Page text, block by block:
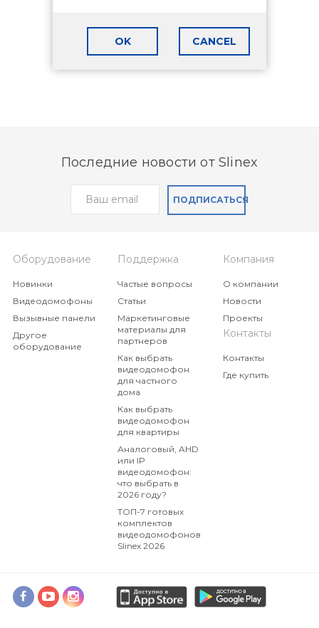
OK CANCEL
Последние новости от Slinex
ПОДПИСАТЬСЯ
Оборудование
Новинки
Видеодомофоны
Вызывные панели
Другое
оборудование
Поддержка
Частые вопросы
Статьи
Маркетинговые
материалы для
партнеров
Как выбрать
видеодомофон
для частного
дома
Как выбрать
видеодомофон
для квартиры
Аналоговый, AHD
или IP
видеодомофон:
что выбрать в
2026 году?
ТОП-7 готовых
комплектов
видеодомофонов
Slinex 2026
Компания
О компании
Новости
Проекты
Контакты
Контакты
Где купить